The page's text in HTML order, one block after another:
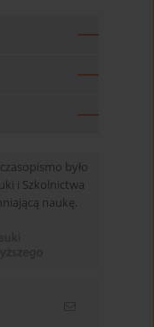
było
i Szkolnictwa
naukę.